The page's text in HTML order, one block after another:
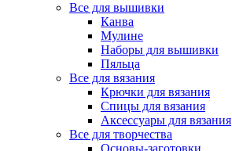
Все для вышивки
Канва
Мулине
Наборы для вышивки
Пяльца
Все для вязания
Крючки для вязания
Спицы для вязания
Аксессуары для вязания
Все для творчества
Основы-заготовки